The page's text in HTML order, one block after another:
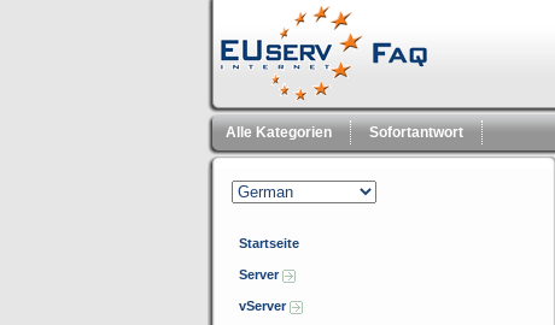
Alle Kategorien Sofortantwort
Startseite
Server
vServer